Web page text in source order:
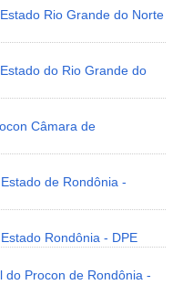
Rio Grande do Norte
do Rio Grande do
Câmara de
de Rondônia -
Rondônia - DPE
do Procon de Rondônia -